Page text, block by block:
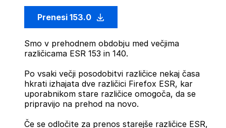
Prenesi 153.0
Smo v prehodnem obdobju med večjima
različicama ESR 153 in 140.
Po vsaki večji posodobitvi različice nekaj časa
hkrati izhajata dve različici Firefox ESR, kar
uporabnikom stare različice omogoča, da se
pripravijo na prehod na novo.
Če se odločite za prenos starejše različice ESR,